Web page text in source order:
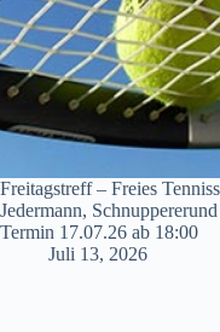
Freitagstreff – Freies
Jedermann,
Termin 17.07.26 ab 18:00
Juli 13, 2026